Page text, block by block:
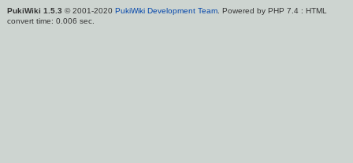
PukiWiki 1.5.3 © 2001-2020 PukiWiki Development Team. Powered by PHP 7.4 : HTML
convert time: 0.006 sec.